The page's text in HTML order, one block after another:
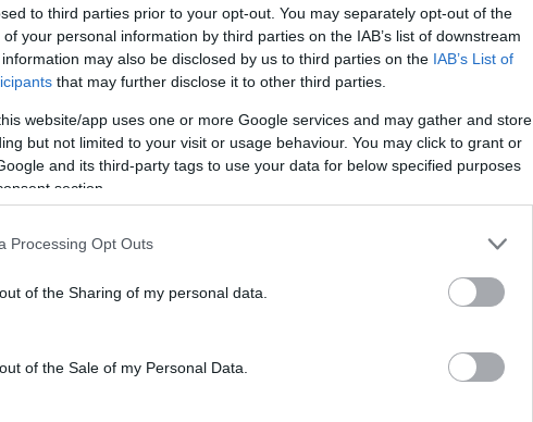
to third parties prior to your opt-out. You may separately opt-out of the
your personal information by third parties on the IAB’s list of downstream
may also be disclosed by us to third parties on the IAB’s List of
that may further disclose it to other third parties.
website/app uses one or more Google services and may gather and store
but not limited to your visit or usage behaviour. You may click to grant or
and its third-party tags to use your data for below specified purposes
section.
Processing Opt Outs
of the Sharing of my personal data.
of the Sale of my Personal Data.
καμπάνιας αντιμετώπισης της COVID-19
Συμβούλιο της Ευρώπης, ύστερα απόκαταγγελία